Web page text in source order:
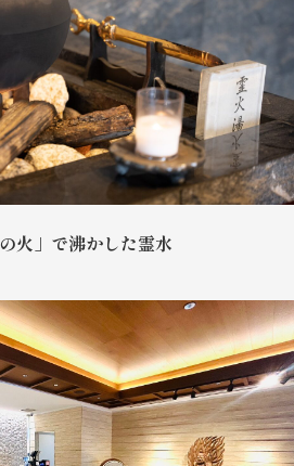
火」で沸かした霊水